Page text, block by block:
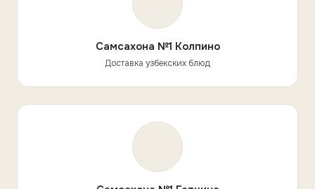
Самсахона №1 Колпино
Доставка узбекских блюд